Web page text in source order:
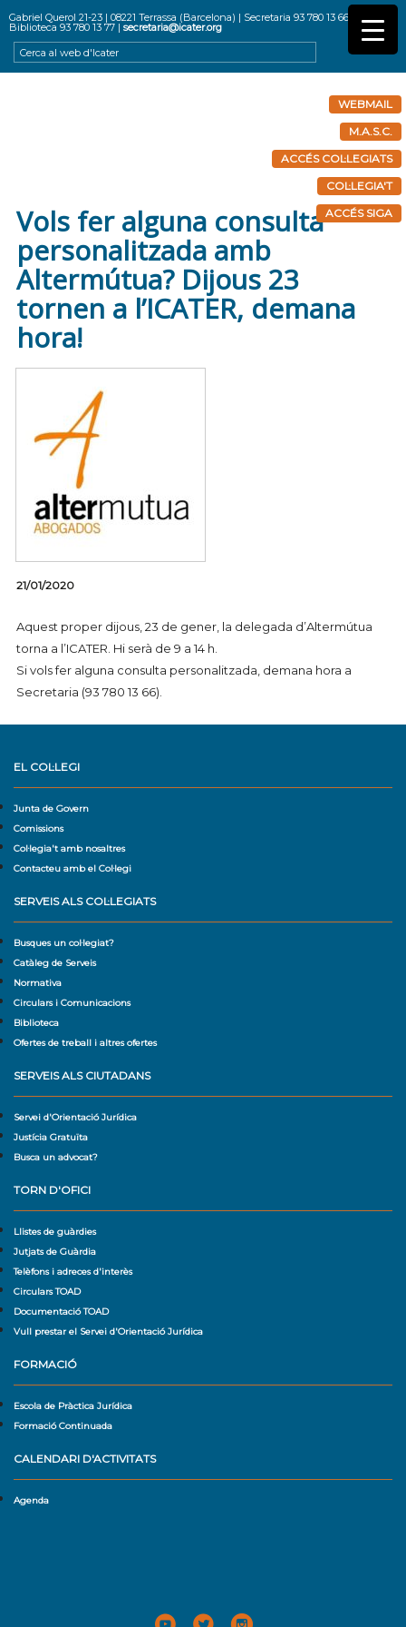
Gabriel Querol 21-23 | 08221 Terrassa (Barcelona) | Secretaria 93 780 13 66 |
Biblioteca 93 780 13 77 |secretaria@icater.org
WEBMAIL
M.A.S.C.
ACCÉS COL·LEGIATS
COL·LEGIA'T
ACCÉS SIGA
Vols fer alguna consulta
personalitzada amb
Altermútua? Dijous 23
tornen a l’ICATER, demana
hora!
21/01/2020
Aquest proper dijous, 23 de gener, la delegada d’Altermútua
torna a l’ICATER. Hi serà de 9 a 14 h.
Si vols fer alguna consulta personalitzada, demana hora a
Secretaria (93 780 13 66).
EL COL·LEGI
Junta de Govern
Comissions
Col·legia't amb nosaltres
Contacteu amb el Col·legi
SERVEIS ALS COL·LEGIATS
Busques un col·legiat?
Catàleg de Serveis
Normativa
Circulars i Comunicacions
Biblioteca
Ofertes de treball i altres ofertes
SERVEIS ALS CIUTADANS
Servei d'Orientació Jurídica
Justícia Gratuïta
Busca un advocat?
TORN D'OFICI
Llistes de guàrdies
Jutjats de Guàrdia
Telèfons i adreces d'interès
Circulars TOAD
Documentació TOAD
Vull prestar el Servei d'Orientació Jurídica
FORMACIÓ
Escola de Pràctica Jurídica
Formació Continuada
CALENDARI D'ACTIVITATS
Agenda